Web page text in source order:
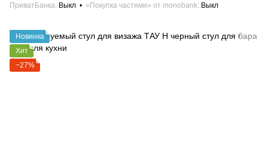
ПриватБанка Выкл «Покупка частями» от monobank Выкл
Новинка
Хит
−27%